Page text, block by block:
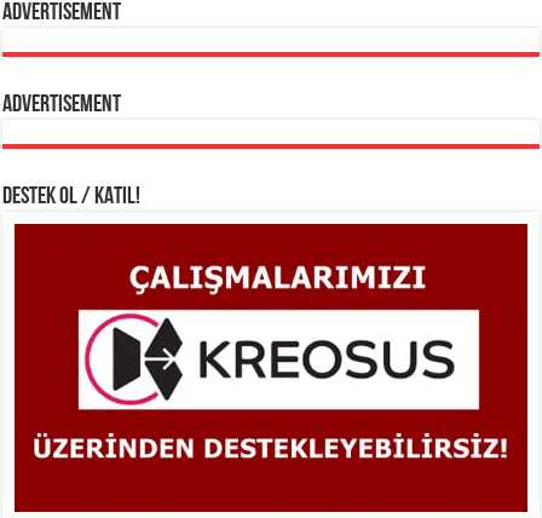
Advertisement
Advertisement
DESTEK OL / KATIL!